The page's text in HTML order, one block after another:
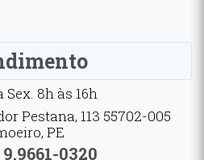
Sex. 8h às 16h
Pestana, 113 55702-005
PE
0320